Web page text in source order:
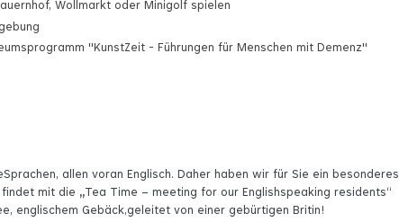
Wollmarkt oder Minigolf spielen
"KunstZeit - Führungen für Menschen mit Demenz"
allen voran Englisch. Daher haben wir für Sie ein besonderes
findet mit die „ Tea Time – meeting for our Englishspeaking residents“
englischem Gebäck,geleitet von einer gebürtigen Britin!